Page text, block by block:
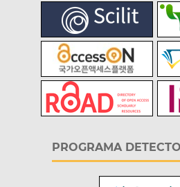
PROGRAMA